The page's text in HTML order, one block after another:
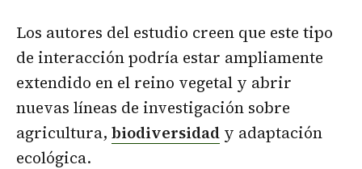
Los autores del estudio creen que este tipo
de interacción podría estar ampliamente
extendido en el reino vegetal y abrir
nuevas líneas de investigación sobre
agricultura, biodiversidad y adaptación
ecológica.